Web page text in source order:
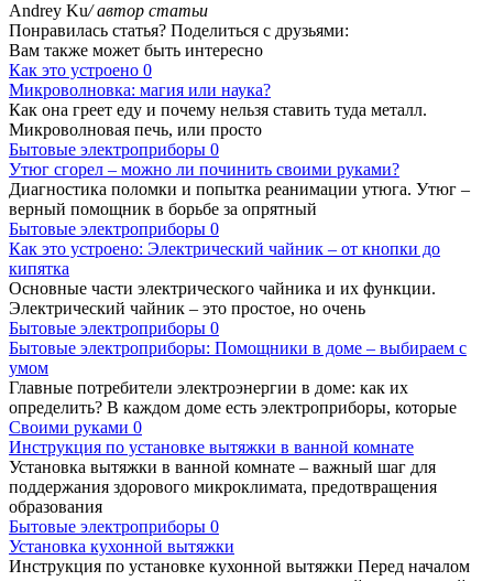
Andrey Ku/ автор статьи
Понравилась статья? Поделиться с друзьями:
Вам также может быть интересно
Как это устроено 0
Микроволновка: магия или наука?
Как она греет еду и почему нельзя ставить туда металл.
Микроволновая печь, или просто
Бытовые электроприборы 0
Утюг сгорел – можно ли починить своими руками?
Диагностика поломки и попытка реанимации утюга. Утюг –
верный помощник в борьбе за опрятный
Бытовые электроприборы 0
Как это устроено: Электрический чайник – от кнопки до
кипятка
Основные части электрического чайника и их функции.
Электрический чайник – это простое, но очень
Бытовые электроприборы 0
Бытовые электроприборы: Помощники в доме – выбираем с
умом
Главные потребители электроэнергии в доме: как их
определить? В каждом доме есть электроприборы, которые
Своими руками 0
Инструкция по установке вытяжки в ванной комнате
Установка вытяжки в ванной комнате – важный шаг для
поддержания здорового микроклимата, предотвращения
образования
Бытовые электроприборы 0
Установка кухонной вытяжки
Инструкция по установке кухонной вытяжки Перед началом